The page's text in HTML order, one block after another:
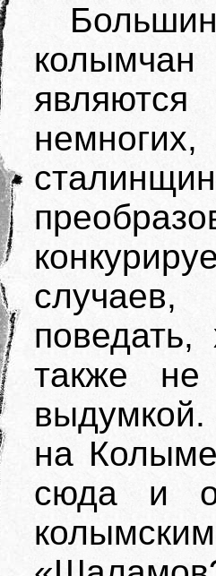
также
выдумкой.
на
сюда и